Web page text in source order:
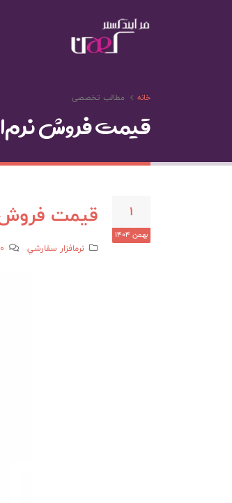
خانه مطالب تخصصی
قیمت فروش
1
بهمن 1404
قیمت فروش
نرمافزار سفارشي 0 دیدگاه